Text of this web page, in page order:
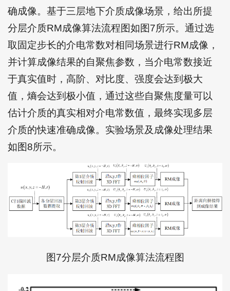
确成像。基于三层地下介质成像场景，给出所提
分层介质RM成像算法流程图如图7所示。通过选
取固定步长的介电常数对相同场景进行RM成像，
并计算成像结果的自聚焦参数，当介电常数接近
于真实值时，高阶、对比度、强度会达到极大
值，熵会达到极小值，通过这些自聚焦度量可以
估计介质的真实相对介电常数值，最终实现多层
介质的快速准确成像。实验场景及成像处理结果
如图8所示。
图7分层介质RM成像算法流程图